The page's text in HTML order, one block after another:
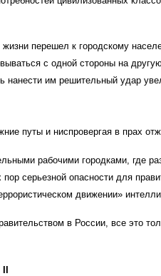
перешел к городскому
с одной стороны на
нанести им решительный удар
путы и ниспровергая в прах
рабочими городками, где
серьезной опасности для
движении»
в России, все
II